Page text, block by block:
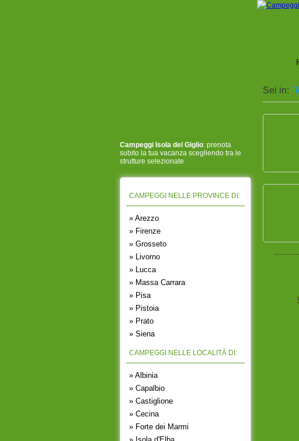
Campeggi Isola del Giglio: prenota
subito la tua vacanza scegliendo tra le
strutture selezionate
CAMPEGGI NELLE PROVINCE DI:
» Arezzo
» Firenze
» Grosseto
» Livorno
» Lucca
» Massa Carrara
» Pisa
» Pistoia
» Prato
» Siena
CAMPEGGI NELLE LOCALITÀ DI:
» Albinia
» Capalbio
» Castiglione
» Cecina
» Forte dei Marmi
Sei in: